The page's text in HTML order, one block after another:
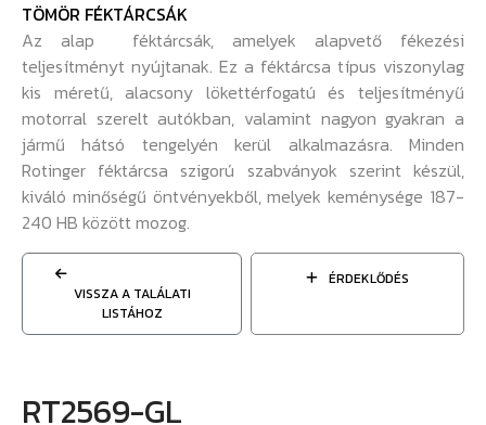
TÖMÖR FÉKTÁRCSÁK
Az alap féktárcsák, amelyek alapvető fékezési
teljesítményt nyújtanak. Ez a féktárcsa típus viszonylag
kis méretű, alacsony lökettérfogatú és teljesítményű
motorral szerelt autókban, valamint nagyon gyakran a
jármű hátsó tengelyén kerül alkalmazásra. Minden
Rotinger féktárcsa szigorú szabványok szerint készül,
kiváló minőségű öntvényekből, melyek keménysége 187-
240 HB között mozog.
VISSZA A TALÁLATI
LISTÁHOZ
ÉRDEKLŐDÉS
RT2569-GL